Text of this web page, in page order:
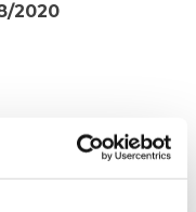
2020
- Ufficio